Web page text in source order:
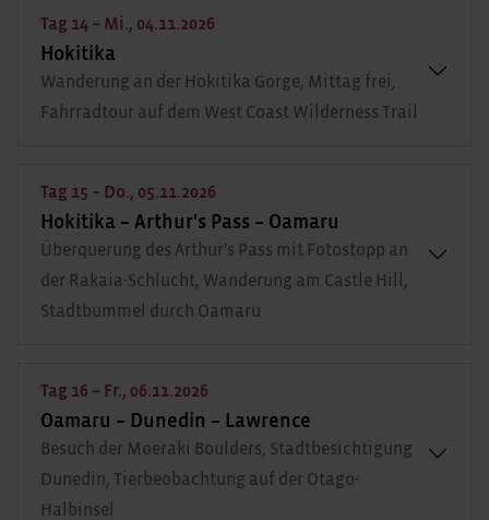
Tag 14 – Mi., 04.11.2026
Hokitika
Wanderung an der Hokitika Gorge, Mittag frei,
Fahrradtour auf dem West Coast Wilderness Trail
Tag 15 – Do., 05.11.2026
Hokitika – Arthur's Pass – Oamaru
Überquerung des Arthur's Pass mit Fotostopp an
der Rakaia-Schlucht, Wanderung am Castle Hill,
Stadtbummel durch Oamaru
Tag 16 – Fr., 06.11.2026
Oamaru – Dunedin – Lawrence
Besuch der Moeraki Boulders, Stadtbesichtigung
Dunedin, Tierbeobachtung auf der Otago-
Halbinsel